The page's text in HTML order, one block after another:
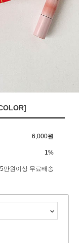
6,000원
1%
5만원이상 무료배송